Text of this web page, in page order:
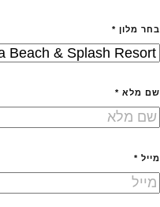
בחר מלון *
שם מלא *
מייל *